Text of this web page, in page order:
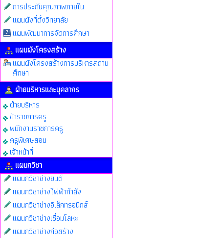
การประกันคุณภาพภายใน
แผนผังที่ตั้งวิทยาลัย
แผนพัฒนาการจัดการศึกษา
แผนผังโครงสร้าง
แผนผังโครงสร้างการบริหารสถาน
ศึกษา
ฝ่ายบริหารและบุคลากร
ฝ่ายบริหาร
ข้าราชการครู
พนักงานราชการครู
ครูพิเศษสอน
เจ้าหน้าที่
แผนกวิชา
แผนกวิชาช่างยนต์
แผนกวิชาช่างไฟฟ้ากำลัง
แผนกวิชาช่างอิเล็กทรอนิกส์
แผนกวิชาช่างเชื่อมโลหะ
แผนกวิชาช่างก่อสร้าง